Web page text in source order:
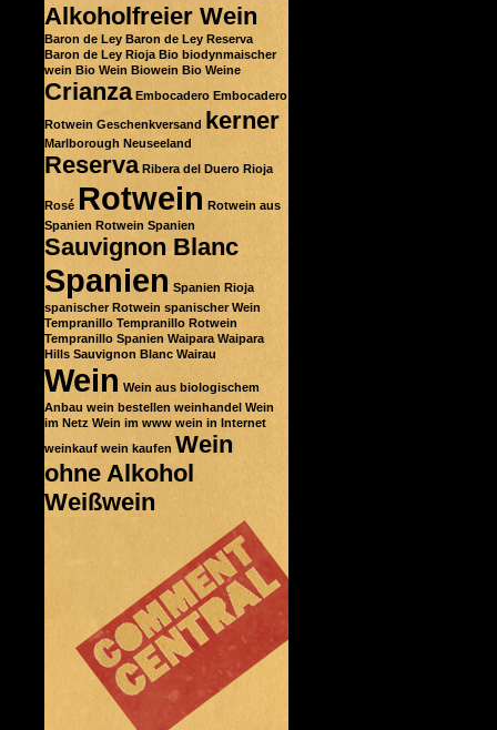
Alkoholfreier Wein
Baron de Ley Baron de Ley Reserva
Baron de Ley Rioja Bio biodynmaischer
wein Bio Wein Biowein Bio Weine
Crianza Embocadero Embocadero
Rotwein Geschenkversand kerner
Marlborough Neuseeland
Reserva Ribera del Duero Rioja
Rosé Rotwein Rotwein aus
Spanien Rotwein Spanien
Sauvignon Blanc
Spanien Spanien Rioja
spanischer Rotwein spanischer Wein
Tempranillo Tempranillo Rotwein
Tempranillo Spanien Waipara Waipara
Hills Sauvignon Blanc Wairau
Wein Wein aus biologischem
Anbau wein bestellen weinhandel Wein
im Netz Wein im www wein in Internet
weinkauf wein kaufen Wein
ohne Alkohol
Weißwein